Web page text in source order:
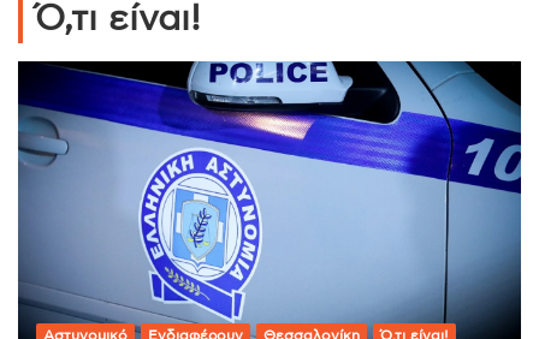
Ό,τι είναι!
Αστυνομικό Ενδιαφέρουν Θεσσαλονίκη Ό,τι είναι!